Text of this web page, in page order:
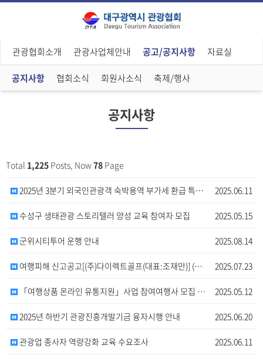
관광협회소개 관광사업체안내 공고/공지사항 자료실
공지사항 협회소식 회원사소식 축제/행사
공지사항
Total 1,225 Posts, Now78 Page
2025.06.11
2025년 3분기 외국인관광객 숙박용역 부가세 환급 특…
2025.05.15
수성구 생태관광 스토리텔러 양성 교육 참여자 모집
2025.08.14
군위시티투어 운행 안내
2025.07.23
여행피해 신고공고[(주)다이렉트골프(대표:조재만)] (…
2025.05.12
「여행상품 온라인 유통지원」사업 참여여행사 모집 안내
2025.06.20
2025년 하반기 관광진흥개발기금 융자시행 안내
2025.06.11
관광업 종사자 역량강화 교육 수요조사